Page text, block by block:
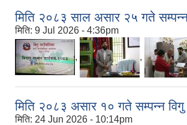
मिति २०८३ साल असार २५ गते
मिति: 9 Jul 2026 - 4:36pm
, ,
मिति २०८३ असार १० गते सम्पन्न
मिति: 24 Jun 2026 - 10:14pm